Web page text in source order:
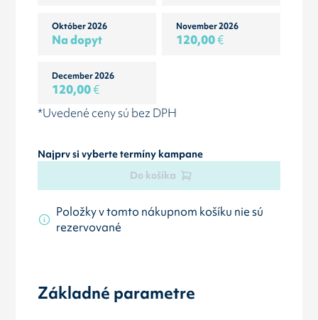
Október 2026
Na dopyt
November 2026
120,00€
December 2026
120,00€
*Uvedené ceny sú bez DPH
Najprv si vyberte termíny kampane
Do košíka
Položky v tomto nákupnom košíku nie sú
rezervované
Základné parametre